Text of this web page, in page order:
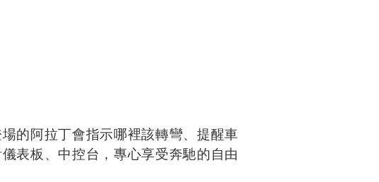
的阿拉丁會指示哪裡該轉彎、提醒車
表板、中控台，專心享受奔馳的自由